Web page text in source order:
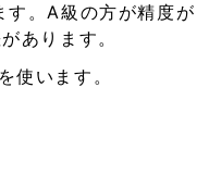
す。A級の方が精度が
あります。
使います。